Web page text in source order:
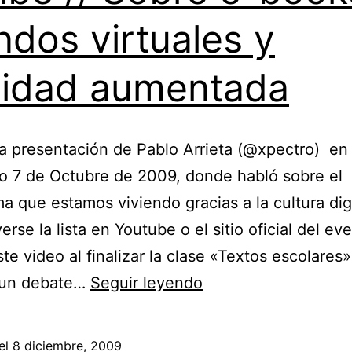
virtuales y
aumentada
presentación de Pablo Arrieta (@xpectro) en
7 de Octubre de 2009, donde habló sobre el
que estamos viviendo gracias a la cultura
la lista en Youtube o el sitio oficial del
video al finalizar la clase «Textos
debate… Seguir leyendo
8 diciembre, 2009